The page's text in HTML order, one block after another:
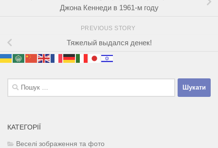
Джона Кеннеди в 1961-м году
PREVIOUS STORY
Тяжелый выдался денек!
Пошук:
КАТЕГОРІЇ
Веселі зображення та фото